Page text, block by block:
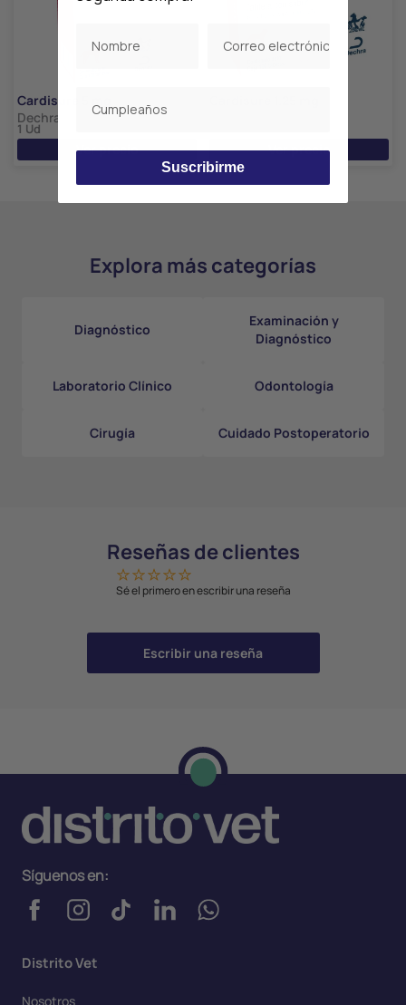
Cardisure 5 mg
Dechra
1 Ud
Ver precio Ver precio
Explora más categorías
Diagnóstico
Examinación y
Diagnóstico
Laboratorio Clínico Odontología
Cirugía Cuidado Postoperatorio
Reseñas de clientes
Sé el primero en escribir una reseña
Escribir una reseña
Distrito Vet
Nosotros
Síguenos en:
Suscribirme